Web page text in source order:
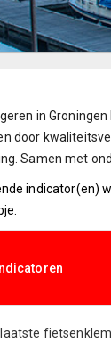
in
door
Samen met
indicator(en)